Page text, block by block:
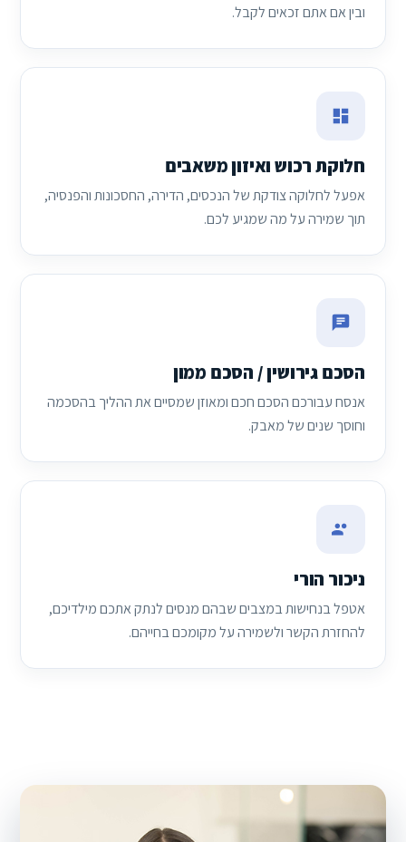
ובין אם אתם זכאים לקבל.
חלוקת רכוש ואיזון משאבים
אפעל לחלוקה צודקת של הנכסים, הדירה, החסכונות והפנסיה,
תוך שמירה על מה שמגיע לכם.
הסכם גירושין / הסכם ממון
אנסח עבורכם הסכם חכם ומאוזן שמסיים את ההליך בהסכמה
וחוסך שנים של מאבק.
ניכור הורי
אטפל בנחישות במצבים שבהם מנסים לנתק אתכם מילדיכם,
להחזרת הקשר ולשמירה על מקומכם בחייהם.